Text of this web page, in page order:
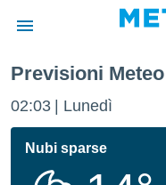
di
Previsioni
02:03 Lunedì
Nubi sparse